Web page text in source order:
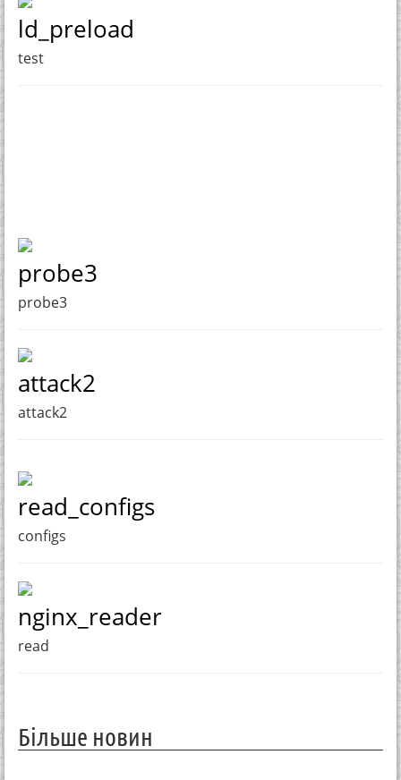
ld_preload
test
probe3
probe3
attack2
attack2
read_configs
configs
nginx_reader
read
Більше новин